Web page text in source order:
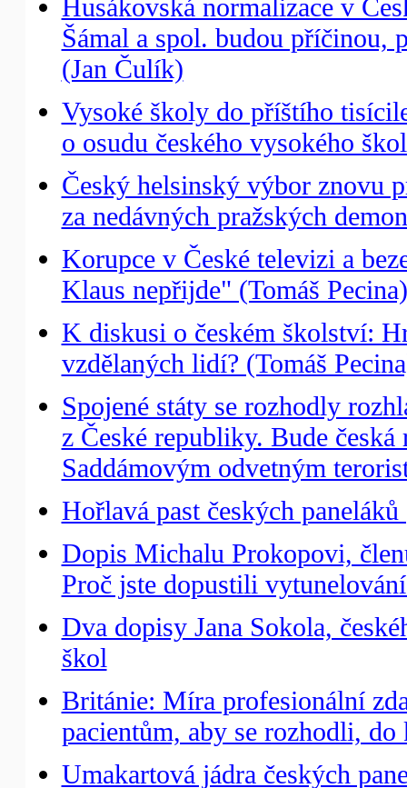
Husákovská normalizace v
Šámal a spol. budou příčinou,
(Jan Čulík)
Vysoké školy do příštího
o osudu českého vysokého
Český helsinský výbor znovu
za nedávných pražských
Korupce v České televizi a
Klaus nepřijde" (Tomáš Pecina)
K diskusi o českém školství:
vzdělaných lidí? (Tomáš
Spojené státy se rozhodly
z České republiky. Bude
Saddámovým odvetným
Hořlavá past českých
Dopis Michalu Prokopovi,
Proč jste dopustili
Dva dopisy Jana Sokola,
škol
Británie: Míra profesionální
pacientům, aby se rozhodli,
Umakartová jádra českých